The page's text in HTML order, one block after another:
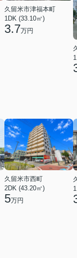
久留米市津福本町
1DK (33.10㎡)
3.7万円
久留米市西町
2DK (43.20㎡)
5万円